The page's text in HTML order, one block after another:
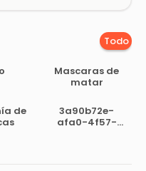
Todo
Mascaras de
matar
de
3a90b72e-
afa0-4f57-